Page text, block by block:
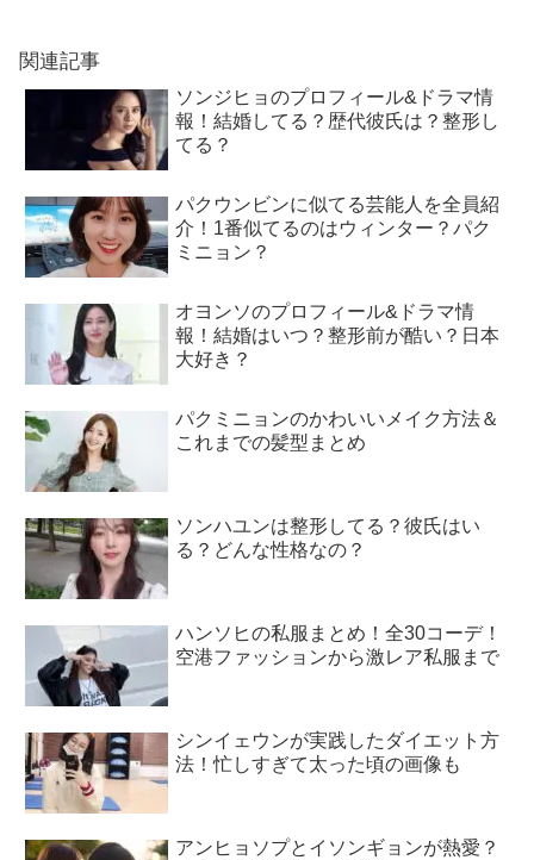
関連記事
ソンジヒョのプロフィール&ドラマ情
報！結婚してる？歴代彼氏は？整形し
てる？
パクウンビンに似てる芸能人を全員紹
介！1番似てるのはウィンター？パク
ミニョン？
オヨンソのプロフィール&ドラマ情
報！結婚はいつ？整形前が酷い？日本
大好き？
パクミニョンのかわいいメイク方法＆
これまでの髪型まとめ
ソンハユンは整形してる？彼氏はい
る？どんな性格なの？
ハンソヒの私服まとめ！全30コーデ！
空港ファッションから激レア私服まで
シンイェウンが実践したダイエット方
法！忙しすぎて太った頃の画像も
アンヒョソプとイソンギョンが熱愛？